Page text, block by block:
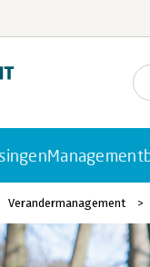
Verandermanagement